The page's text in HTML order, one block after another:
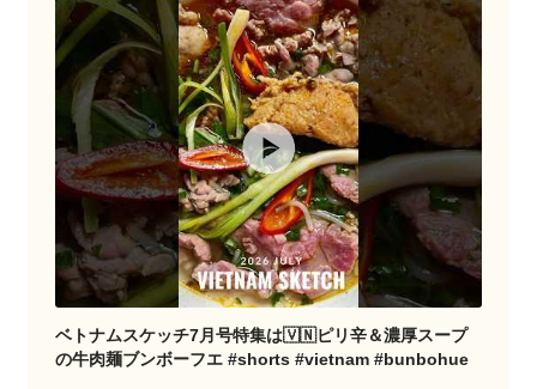
ベトナムスケッチ7月号特集は🇻🇳ピリ辛＆濃厚スープ
の牛肉麺ブンボーフエ #shorts #vietnam #bunbohue